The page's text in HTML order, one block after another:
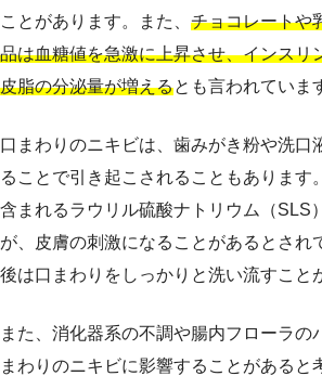
ことがあります。また、 チョコレートや
品は血糖値を急激に上昇させ、インスリ
皮脂の分泌量が増えるとも言われていま
口まわりのニキビは、歯みがき粉や洗口
ることで引き起こされることもあります
含まれるラウリル硫酸ナトリウム（SLS
が、皮膚の刺激になることがあるとされ
後は口まわりをしっかりと洗い流すこと
また、消化器系の不調や腸内フローラの
まわりのニキビに影響することがあると